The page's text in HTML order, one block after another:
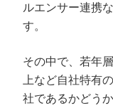
ルエンサー連携
す。
その中で、若年
上など自社特有
社であるかどう